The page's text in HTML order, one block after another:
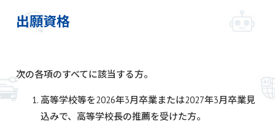
出願資格
次の各項のすべてに該当する方。
高等学校等を2026年3月卒業または2027年3月卒業見
込みで、高等学校長の推薦を受けた方。